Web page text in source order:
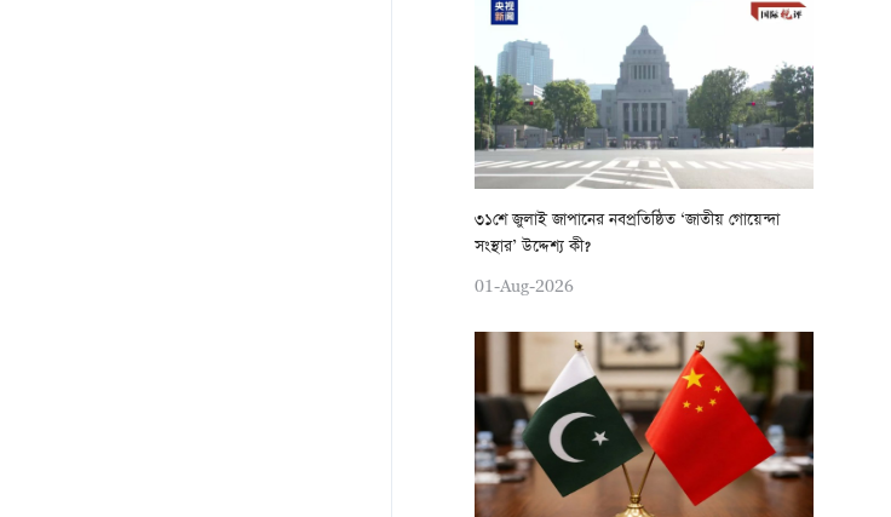
৩১শে জুলাই জাপানের নবপ্রতিষ্ঠিত ‘জাতীয় গোয়েন্দা
সংস্থার’ উদ্দেশ্য কী?
01-Aug-2026